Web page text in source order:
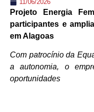
11/06/2026
Projeto Energia
participantes e
em Alagoas
Com patrocínio da
a autonomia, o
oportunidades